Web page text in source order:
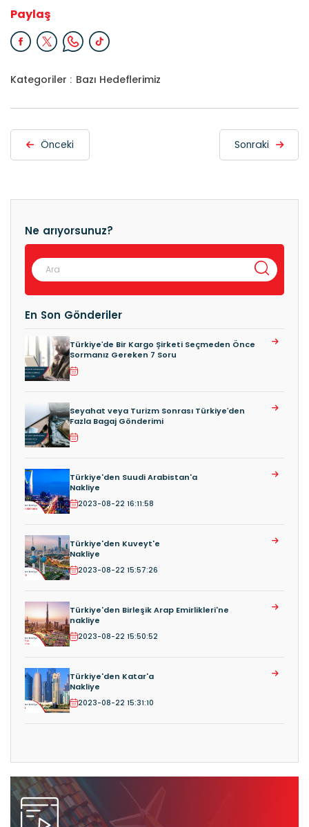
Paylaş
Kategoriler : Bazı Hedeflerimiz
Önceki Sonraki
Ne arıyorsunuz?
En Son Gönderiler
Türkiye’de Bir Kargo Şirketi Seçmeden Önce
Sormanız Gereken 7 Soru
Seyahat veya Turizm Sonrası Türkiye’den
Fazla Bagaj Gönderimi
Türkiye'den Suudi Arabistan'a
Nakliye
2023-08-22 16:11:58
Türkiye'den Kuveyt'e
Nakliye
2023-08-22 15:57:26
Türkiye'den Birleşik Arap Emirlikleri'ne
nakliye
2023-08-22 15:50:52
Türkiye'den Katar'a
Nakliye
2023-08-22 15:31:10